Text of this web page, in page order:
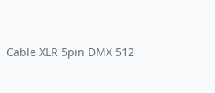
Cable XLR 5pin DMX 512